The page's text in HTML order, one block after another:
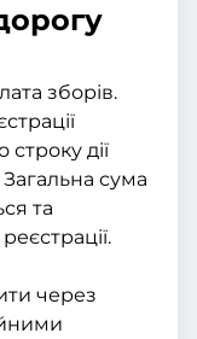
зборів.
дії
Загальна сума
та
через